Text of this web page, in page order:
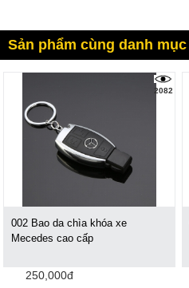
Sản phẩm cùng danh mục
2082
002 Bao da chìa khóa xe
Mecedes cao cấp
250,000đ